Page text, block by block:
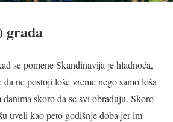
grada
se pomene Skandinavija je hladnoća,
ne postoji loše vreme nego samo loša
skoro da se svi obraduju. Skoro
uveli kao peto godišnje doba jer im